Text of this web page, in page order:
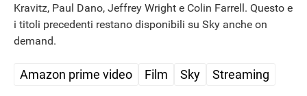
Kravitz, Paul Dano, Jeffrey Wright e Colin Farrell. Questo e
i titoli precedenti restano disponibili su Sky anche on
demand.
Amazon prime video Film Sky Streaming